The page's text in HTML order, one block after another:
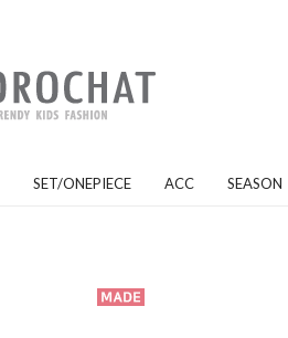
SET/ONEPIECE ACC SEASON